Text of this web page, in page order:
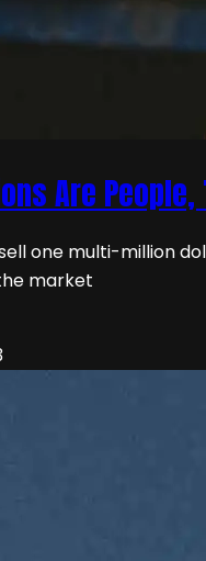
Are People,
one multi-million
market